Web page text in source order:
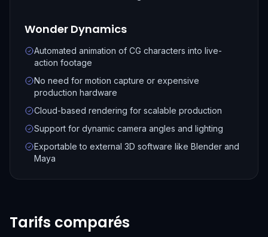
Wonder Dynamics
Automated animation of CG characters into live-
action footage
No need for motion capture or expensive
production hardware
Cloud-based rendering for scalable production
Support for dynamic camera angles and lighting
Exportable to external 3D software like Blender and
Maya
Tarifs comparés